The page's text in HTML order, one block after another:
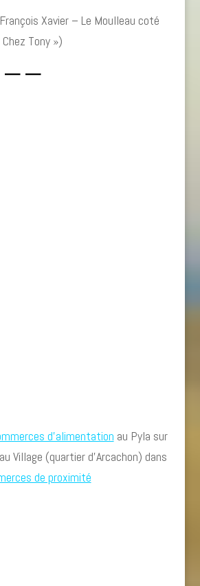
Xavier – Le Moulleau coté
Tony »)
— —
d’alimentation au Pyla sur
Village (quartier d’Arcachon) dans
de proximité